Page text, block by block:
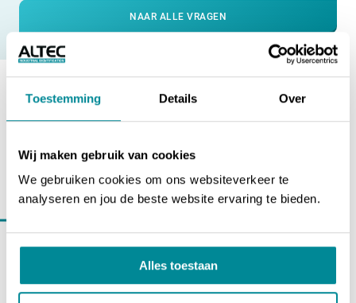
Toestemming Details Over
Wij maken gebruik van cookies
We gebruiken cookies om ons websiteverkeer te
analyseren en jou de beste website ervaring te bieden.
Alles toestaan
NAAR ALLE VRAGEN
17.00 uur via 02 270 34 88 (vrijdag tot 16.00
uur). Of vul het contactformulier in, dan nemen